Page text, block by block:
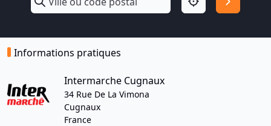
Informations pratiques
Intermarche Cugnaux
34 Rue De La Vimona
Cugnaux
France